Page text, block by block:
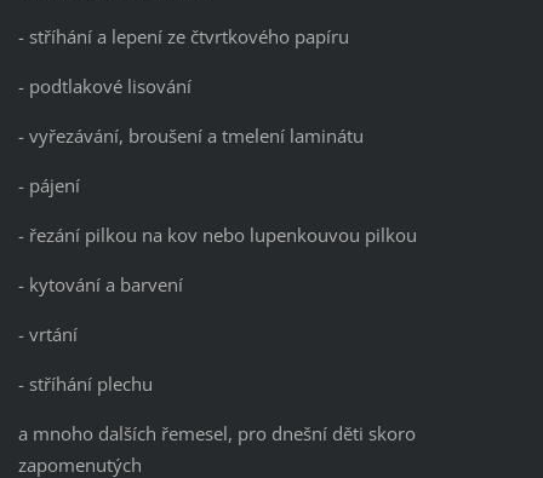
- stříhání a lepení ze čtvrtkového papíru
- podtlakové lisování
- vyřezávání, broušení a tmelení laminátu
- pájení
- řezání pilkou na kov nebo lupenkouvou pilkou
- kytování a barvení
- vrtání
- stříhání plechu
a mnoho dalších řemesel, pro dnešní děti skoro
zapomenutých